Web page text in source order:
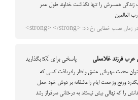
زندگی همسرش را تنها نگذاشت خداوند طول عمر
العالمین
در زمان نصب خطایی رخ داد: <strong> </strong>
عرب فرزند غلامعلی پاسخی برای %s بگذارید
محبت مهربانی عشق وایثار رادریافت کسی که
ورنج وزحمت ایام راعاشقانه بر دوش خود حمل
را که نهالی بیش نیستند به درختانی سرفراز رشد